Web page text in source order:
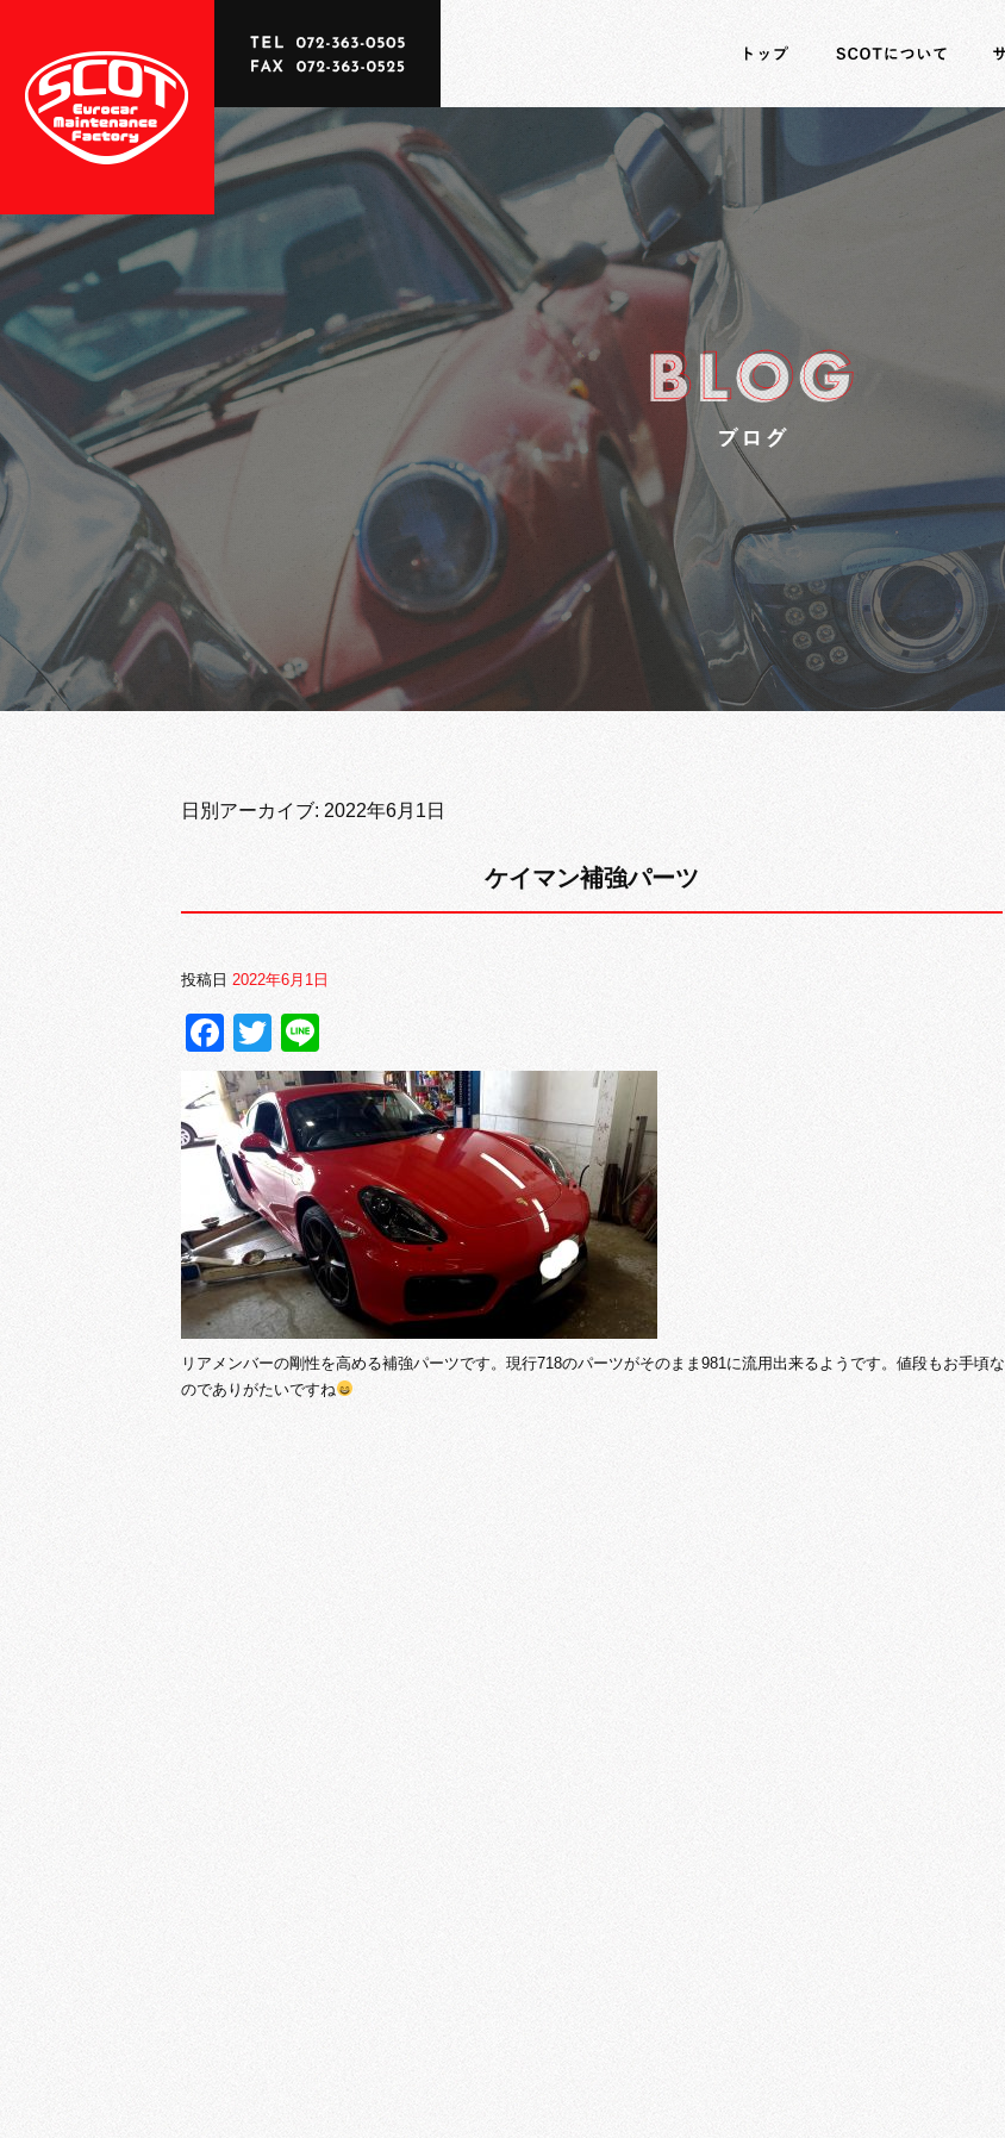
日別アーカイブ: 2022年6月1日
ケイマン補強パーツ
投稿日 2022年6月1日
Facebook
Twitter
リアメンバーの剛性を高める補強パーツです。現行718のパーツがそのまま981に流用出来るようです。値段もお手頃な
のでありがたいですね